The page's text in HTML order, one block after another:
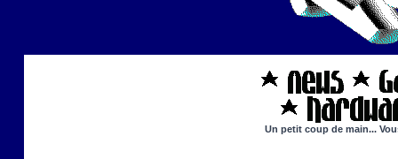
Un petit coup de main...